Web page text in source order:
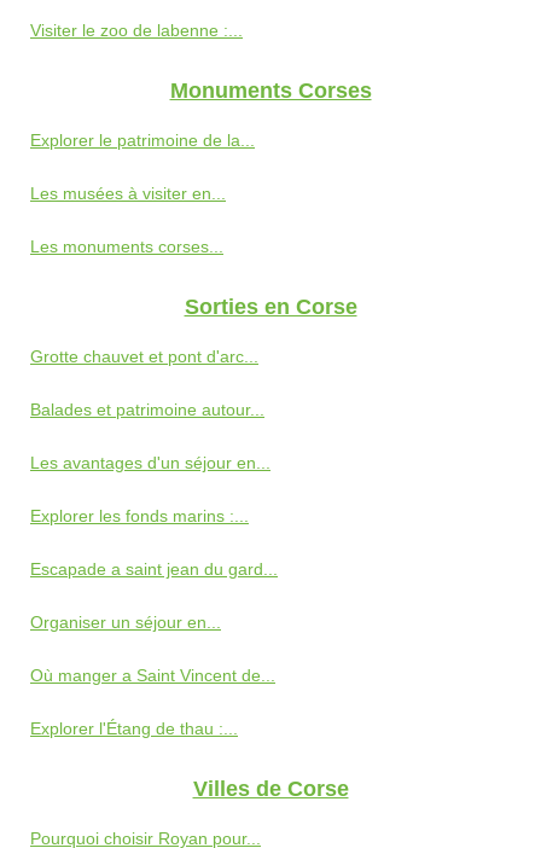
Visiter le zoo de labenne :...
Monuments Corses
Explorer le patrimoine de la...
Les musées à visiter en...
Les monuments corses...
Sorties en Corse
Grotte chauvet et pont d'arc...
Balades et patrimoine autour...
Les avantages d'un séjour en...
Explorer les fonds marins :...
Escapade a saint jean du gard...
Organiser un séjour en...
Où manger a Saint Vincent de...
Explorer l'Étang de thau :...
Villes de Corse
Pourquoi choisir Royan pour...